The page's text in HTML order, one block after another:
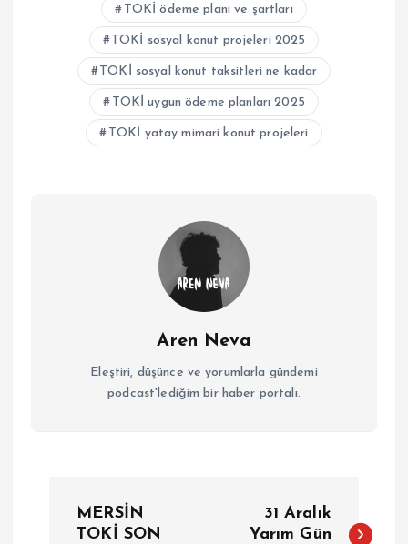
TOKİ ödeme planı ve şartları
TOKİ sosyal konut projeleri 2025
TOKİ sosyal konut taksitleri ne kadar
TOKİ uygun ödeme planları 2025
TOKİ yatay mimari konut projeleri
Aren Neva
Eleştiri, düşünce ve yorumlarla gündemi
podcast'lediğim bir haber portalı.
MERSİN
TOKİ SON
31 Aralık
Yarım Gün